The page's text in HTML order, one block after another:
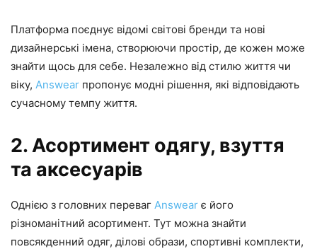
Платформа поєднує відомі світові бренди та нові
дизайнерські імена, створюючи простір, де кожен може
знайти щось для себе. Незалежно від стилю життя чи
віку, Answear пропонує модні рішення, які відповідають
сучасному темпу життя.
2. Асортимент одягу, взуття
та аксесуарів
Однією з головних переваг Answear є його
різноманітний асортимент. Тут можна знайти
повсякденний одяг, ділові образи, спортивні комплекти,